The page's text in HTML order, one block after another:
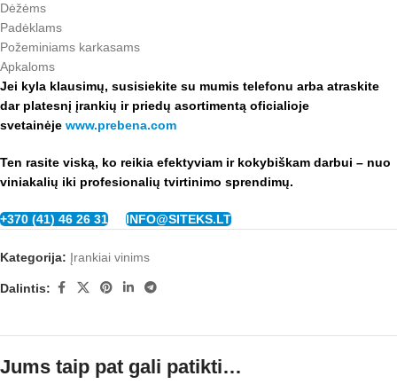
Dėžėms
Padėklams
Požeminiams karkasams
Apkaloms
Jei kyla klausimų, susisiekite su mumis telefonu arba atraskite
dar platesnį įrankių ir priedų asortimentą oficialioje
svetainėje www.prebena.com
Ten rasite viską, ko reikia efektyviam ir kokybiškam darbui – nuo
viniakalių iki profesionalių tvirtinimo sprendimų.
+370 (41) 46 26 31 INFO@SITEKS.LT
Kategorija: Įrankiai vinims
Dalintis:
Jums taip pat gali patikti…